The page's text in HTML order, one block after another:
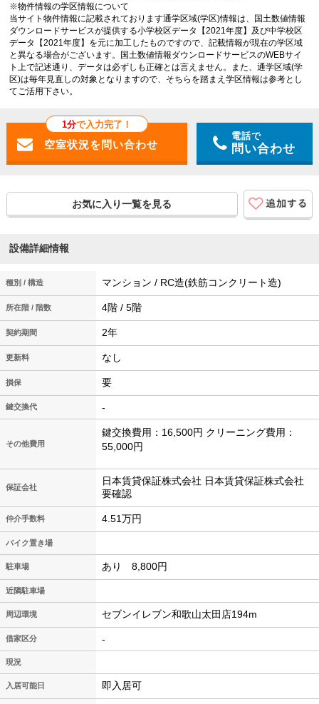
※物件情報の学区情報について
当サイト物件情報に記載されております通学区域(学区)情報は、国土数値情報
ダウンロードサービスが提供する小学校区データ【2021年度】及び中学校区
データ【2021年度】を元に加工したものですので、記載情報が現在の学区域
と異なる場合がございます。国土数値情報ダウンロードサービスのWEBサイ
ト上で記述通り、データは必ずしも正確とは言えません。また、通学区域(学
区)は毎年見直しの対象となりますので、そちらを踏まえ学区情報は参考とし
てご活用下さい。
1分で入力完了！
電話で
問い合わせ
お気に入り一覧を見る
設備詳細情報
種別 / 構造 マンション / RC造(鉄筋コンクリート造)
所在階 / 階数 4階 / 5階
契約期間 2年
更新料 なし
損保 要
鍵交換代 -
その他費用
鍵交換費用：16,500円 クリーニング費用：
55,000円
保証会社
日本賃貸保証株式会社 日本賃貸保証株式会社
要確認
仲介手数料 4.51万円
バイク置き場
駐車場 あり 8,800円
近隣駐車場
周辺環境 セブンイレブン和歌山太田店194m
借家区分 -
現況
入居可能日 即入居可